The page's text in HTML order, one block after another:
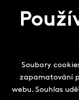
Soubory
zapamatování
webu. Souhlas